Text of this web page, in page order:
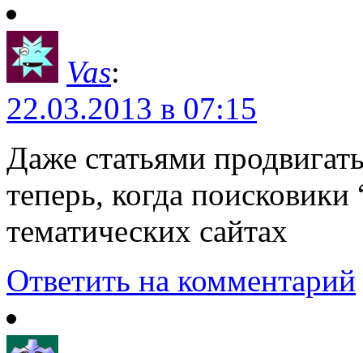
Vas:
22.03.2013 в 07:15
Даже статьями
теперь, когда
тематических сайтах
Ответить на комментарий